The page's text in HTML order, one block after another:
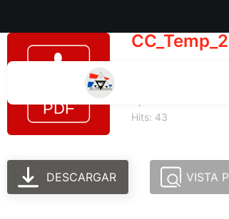
Hits: 43
DESCARGAR VISTA